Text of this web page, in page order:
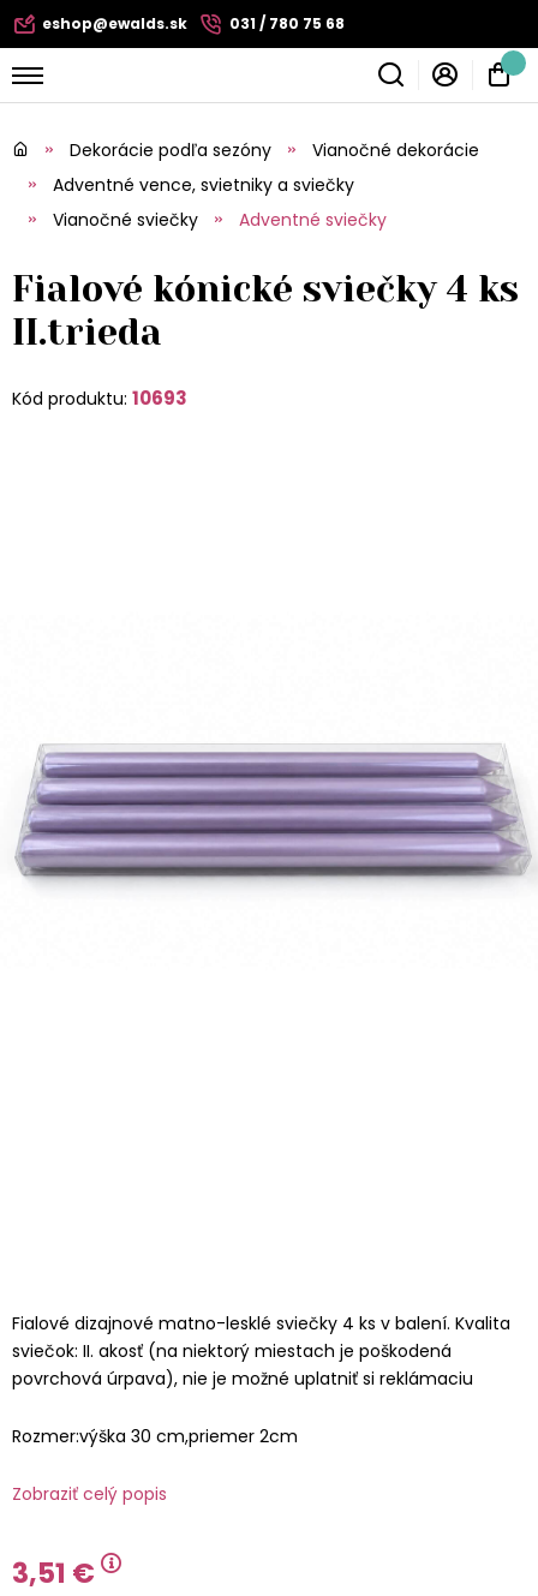
eshop@ewalds.sk 031 / 780 75 68
Dekorácie podľa sezóny
Vianočné dekorácie
Adventné vence, svietniky a sviečky
Vianočné sviečky
Adventné sviečky
Fialové kónické sviečky 4 ks
II.trieda
Kód produktu: 10693
Fialové dizajnové matno-lesklé sviečky 4 ks v balení. Kvalita
sviečok: II. akosť (na niektorý miestach je poškodená
povrchová úrpava), nie je možné uplatniť si reklámaciu
Rozmer:výška 30 cm,priemer 2cm
Zobraziť celý popis
3,51 €